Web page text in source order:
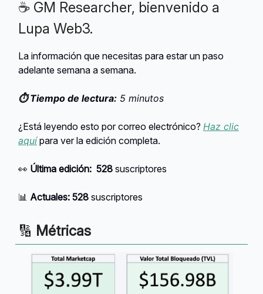
☕ GM Researcher, bienvenido a
Lupa Web3.
La información que necesitas para estar un paso
adelante semana a semana.
⏱️ Tiempo de lectura: 5 minutos
¿Está leyendo esto por correo electrónico? Haz clic
aquípara ver la edición completa.
👀 Última edición: 528 suscriptores
📊 Actuales: 528 suscriptores
🔢 Métricas